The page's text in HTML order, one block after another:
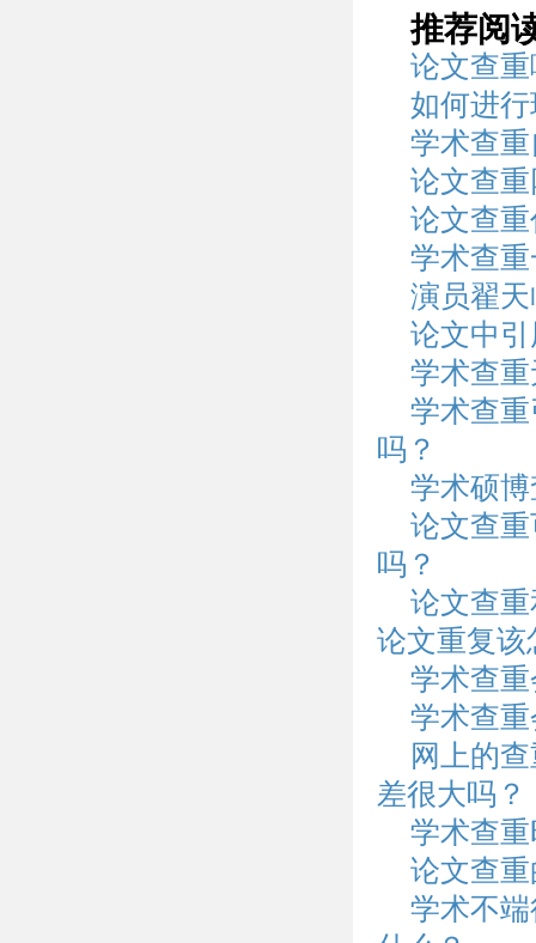
推荐阅
论文查
如何进
学术查
论文查
论文查
学术查
演员翟
论文中
学术查
学术查
吗？
学术硕
论文查
吗？
论文查
论文重复该
学术查
学术查
网上的
差很大吗？
学术查
论文查
学术不